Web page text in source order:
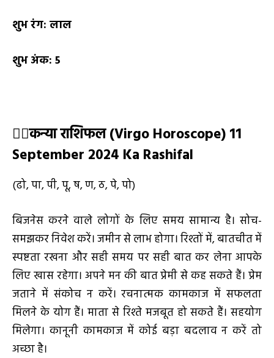
शुभ रंग: लाल
शुभ अंक: 5
👩कन्या राशिफल (Virgo Horoscope) 11
September 2024 Ka Rashifal
(ढो, पा, पी, पू, ष, ण, ठ, पे, पो)
बिजनेस करने वाले लोगों के लिए समय सामान्य है। सोच-
समझकर निवेश करें। जमीन से लाभ होगा। रिश्तों में, बातचीत में
स्पष्टता रखना और सही समय पर सही बात कर लेना आपके
लिए खास रहेगा। अपने मन की बात प्रेमी से कह सकते हैं। प्रेम
जताने में संकोच न करें। रचनात्मक कामकाज में सफलता
मिलने के योग हैं। माता से रिश्ते मजबूत हो सकते हैं। सहयोग
मिलेगा। कानूनी कामकाज में कोई बड़ा बदलाव न करें तो
अच्छा है।